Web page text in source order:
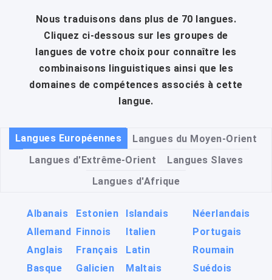
Nous traduisons dans plus de 70 langues.
Cliquez ci-dessous sur les groupes de
langues de votre choix pour connaître les
combinaisons linguistiques ainsi que les
domaines de compétences associés à cette
langue.
Langues Européennes
Langues du Moyen-Orient
Langues d'Extrême-Orient
Langues Slaves
Langues d'Afrique
Albanais
Allemand
Anglais
Basque
Estonien
Finnois
Français
Galicien
Islandais
Italien
Latin
Maltais
Néerlandais
Portugais
Roumain
Suédois